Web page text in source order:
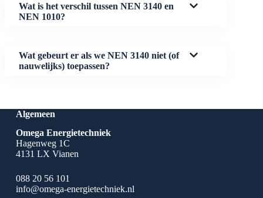
Wat is het verschil tussen NEN 3140 en
NEN 1010?
Wat gebeurt er als we NEN 3140 niet (of
nauwelijks) toepassen?
Algemeen
Omega Energietechniek
Hagenweg 1C
4131 LX Vianen
088 20 56 101
info@omega-energietechniek.nl